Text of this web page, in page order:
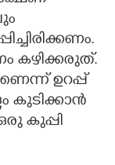
കഴിക്കരുത്.
ഉറപ്പ്
കുടിക്കാൻ
കുപ്പി